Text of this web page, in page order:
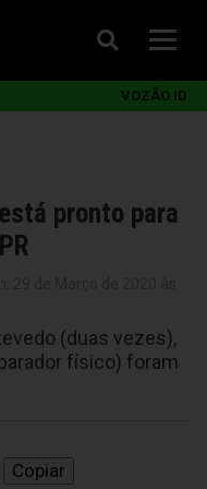
VOZÃO ID
pronto para
(duas vezes),
físico) foram
Copiar